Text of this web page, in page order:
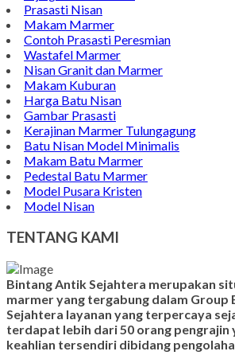
Prasasti Nisan
Makam Marmer
Contoh Prasasti Peresmian
Wastafel Marmer
Nisan Granit dan Marmer
Makam Kuburan
Harga Batu Nisan
Gambar Prasasti
Kerajinan Marmer Tulungagung
Batu Nisan Model Minimalis
Makam Batu Marmer
Pedestal Batu Marmer
Model Pusara Kristen
Model Nisan
TENTANG KAMI
Bintang Antik Sejahtera merupakan
marmer yang tergabung dalam Group
Sejahtera layanan yang terpercaya
terdapat lebih dari 50 orang pengrajin
keahlian tersendiri dibidang